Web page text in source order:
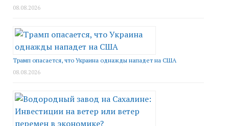
08.08.2026
Трамп опасается, что Украина однажды нападет на США
08.08.2026